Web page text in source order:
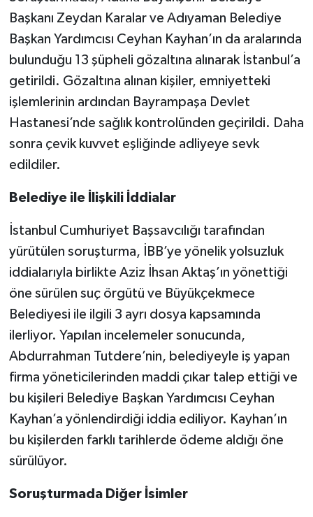
Başkanı Zeydan Karalar ve Adıyaman Belediye
Başkan Yardımcısı Ceyhan Kayhan’ın da aralarında
bulunduğu 13 şüpheli gözaltına alınarak İstanbul’a
getirildi. Gözaltına alınan kişiler, emniyetteki
işlemlerinin ardından Bayrampaşa Devlet
Hastanesi’nde sağlık kontrolünden geçirildi. Daha
sonra çevik kuvvet eşliğinde adliyeye sevk
edildiler.
Belediye ile İlişkili İddialar
İstanbul Cumhuriyet Başsavcılığı tarafından
yürütülen soruşturma, İBB’ye yönelik yolsuzluk
iddialarıyla birlikte Aziz İhsan Aktaş’ın yönettiği
öne sürülen suç örgütü ve Büyükçekmece
Belediyesi ile ilgili 3 ayrı dosya kapsamında
ilerliyor. Yapılan incelemeler sonucunda,
Abdurrahman Tutdere’nin, belediyeyle iş yapan
firma yöneticilerinden maddi çıkar talep ettiği ve
bu kişileri Belediye Başkan Yardımcısı Ceyhan
Kayhan’a yönlendirdiği iddia ediliyor. Kayhan’ın
bu kişilerden farklı tarihlerde ödeme aldığı öne
sürülüyor.
Soruşturmada Diğer İsimler